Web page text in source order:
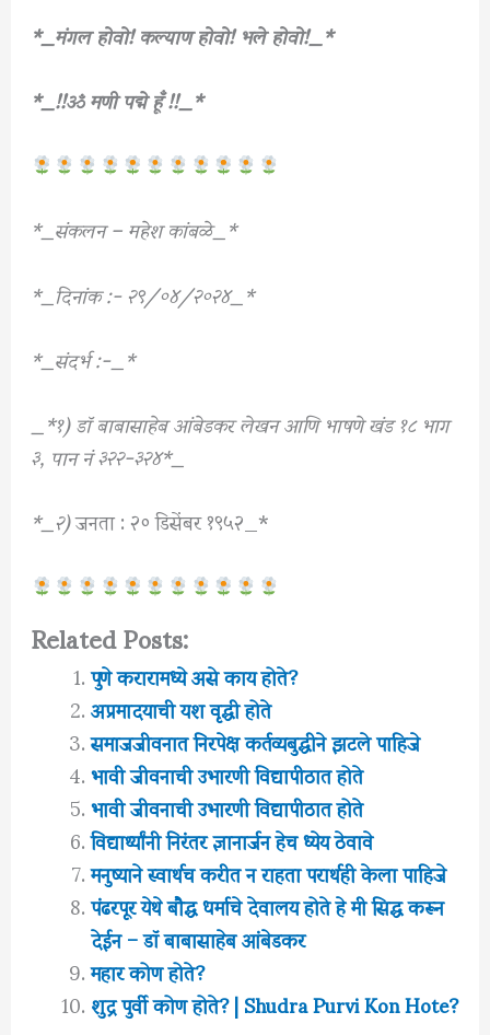
*_मंगल होवो! कल्याण होवो! भले होवो!_*
*_!!ॐ मणी पद्मे हूँ !!_*
*_संकलन – महेश कांबळे_*
*_दिनांक :- २९/०४/२०२४_*
*_संदर्भ :-_*
_*१) डॉ बाबासाहेब आंबेडकर लेखन आणि भाषणे खंड १८ भाग
३, पान नं ३२२-३२४*_
*_२)जनता : २० डिसेंबर १९५२_*
Related Posts:
पुणे करारामध्ये असे काय होते?
अप्रमादयाची यश वृद्धी होते
समाजजीवनात निरपेक्ष कर्तव्यबुद्धीने झटले पाहिजे
भावी जीवनाची उभारणी विद्यापीठात होते
भावी जीवनाची उभारणी विद्यापीठात होते
विद्यार्थ्यांनी निरंतर ज्ञानार्जन हेच ध्येय ठेवावे
मनुष्याने स्वार्थच करीत न राहता परार्थही केला पाहिजे
पंढरपूर येथे बौद्ध धर्माचे देवालय होते हे मी सिद्ध करून
देईन – डॉ बाबासाहेब आंबेडकर
महार कोण होते?
शुद्र पुर्वी कोण होते? | Shudra Purvi Kon Hote?